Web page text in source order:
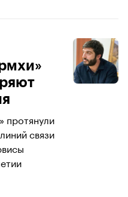
протянули
связи